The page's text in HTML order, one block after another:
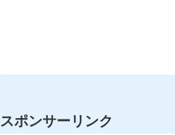
スポンサーリンク